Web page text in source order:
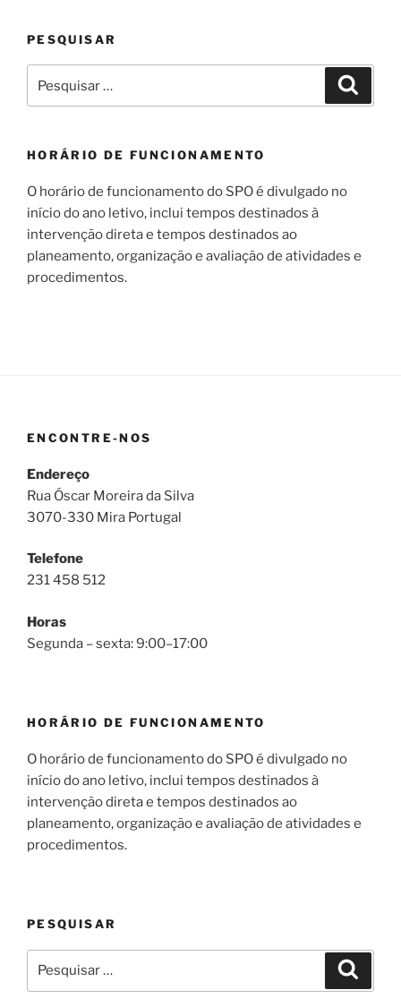
PESQUISAR
por:
HORÁRIO DE FUNCIONAMENTO
O horário de funcionamento do SPO é divulgado no
início do ano letivo, inclui tempos destinados à
intervenção direta e tempos destinados ao
planeamento, organização e avaliação de atividades e
procedimentos.
ENCONTRE-NOS
Endereço
Rua Óscar Moreira da Silva
3070-330 Mira Portugal
Telefone
231 458 512
Horas
Segunda – sexta: 9:00–17:00
HORÁRIO DE FUNCIONAMENTO
O horário de funcionamento do SPO é divulgado no
início do ano letivo, inclui tempos destinados à
intervenção direta e tempos destinados ao
planeamento, organização e avaliação de atividades e
procedimentos.
PESQUISAR
por: